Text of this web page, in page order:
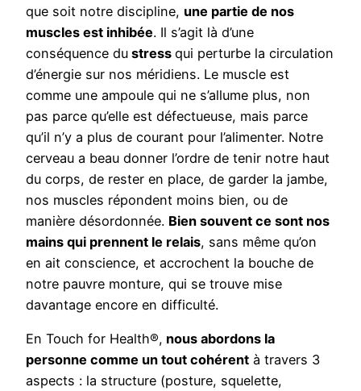
que soit notre discipline, une partie de nos
muscles est inhibée. Il s’agit là d’une
conséquence du stress qui perturbe la circulation
d’énergie sur nos méridiens. Le muscle est
comme une ampoule qui ne s’allume plus, non
pas parce qu’elle est défectueuse, mais parce
qu’il n’y a plus de courant pour l’alimenter. Notre
cerveau a beau donner l’ordre de tenir notre haut
du corps, de rester en place, de garder la jambe,
nos muscles répondent moins bien, ou de
manière désordonnée. Bien souvent ce sont nos
mains qui prennent le relais, sans même qu’on
en ait conscience, et accrochent la bouche de
notre pauvre monture, qui se trouve mise
davantage encore en difficulté.
En Touch for Health®, nous abordons la
personne comme un tout cohérent à travers 3
aspects : la structure (posture, squelette,